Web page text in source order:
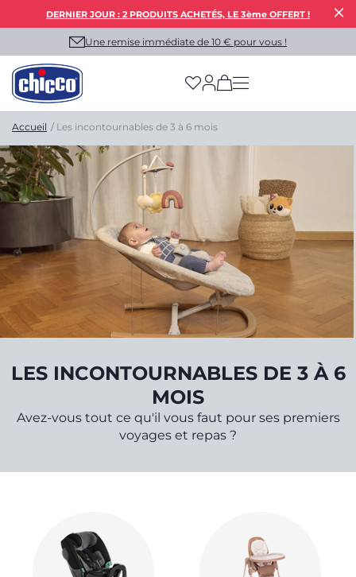
DERNIER JOUR : 2 PRODUITS ACHETÉS, LE 3ème OFFERT !
Une remise immédiate de 10 € pour vous !
(has more options
Accueil Les incontournables de 3 à 6 mois
LES INCONTOURNABLES DE 3 À 6
MOIS
Avez-vous tout ce qu'il vous faut pour ses premiers
voyages et repas ?